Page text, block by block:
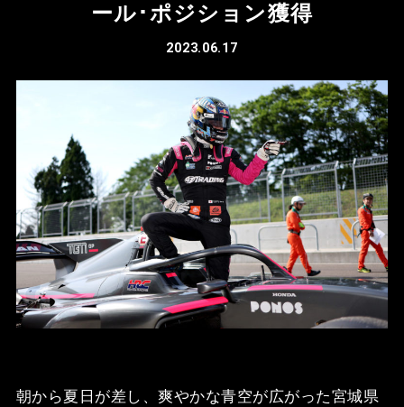
ール･ポジション獲得
2023.06.17
朝から夏日が差し、爽やかな青空が広がった宮城県